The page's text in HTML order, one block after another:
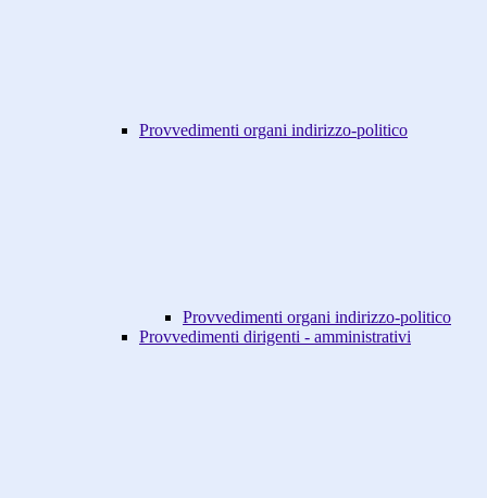
Provvedimenti organi indirizzo-politico
Provvedimenti organi indirizzo-politico
Provvedimenti dirigenti - amministrativi